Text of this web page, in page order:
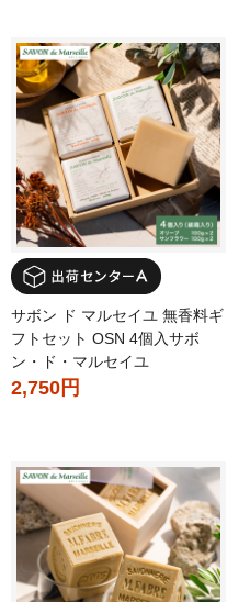
サボン ド マルセイユ 無香料ギ
フトセット OSN 4個入サボ
ン・ド・マルセイユ
2,750円